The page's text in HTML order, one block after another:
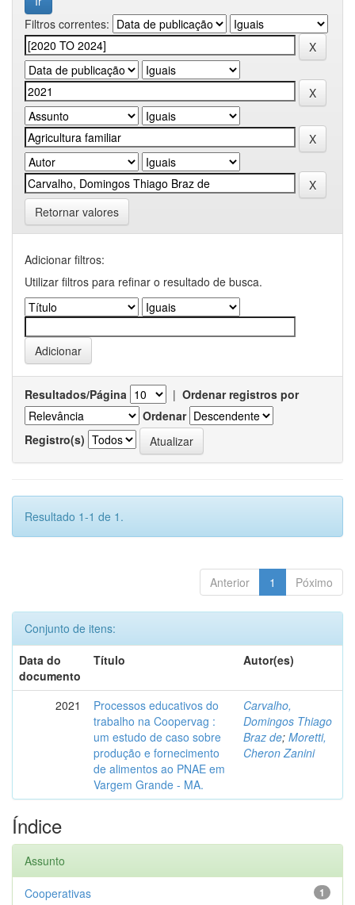
Filtros correntes:
Retornar valores
Adicionar filtros:
Utilizar filtros para refinar o resultado de busca.
Resultados/Página | Ordenar registros por
Ordenar
Registro(s)
Resultado 1-1 de 1.
Anterior 1 Póximo
Conjunto de itens:
Data do
documento
Título Autor(es)
2021
Processos educativos do
trabalho na Coopervag :
um estudo de caso sobre
produção e fornecimento
de alimentos ao PNAE em
Vargem Grande - MA.
Carvalho,
Domingos Thiago
Braz de; Moretti,
Cheron Zanini
Índice
Assunto
1
Cooperativas